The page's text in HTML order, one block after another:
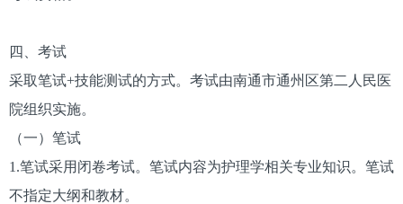
四、考试
采取笔试+技能测试的方式。考试由南通市通州区第二人民医
院组织实施。
（一）笔试
1.笔试采用闭卷考试。笔试内容为护理学相关专业知识。笔试
不指定大纲和教材。